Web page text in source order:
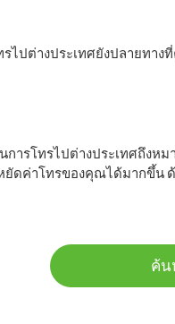
ไปต่างประเทศยังปลายทา
ารโทรไปต่างประเทศถึง
ดค่าโทรของคุณได้มากขึ้น
ค้น